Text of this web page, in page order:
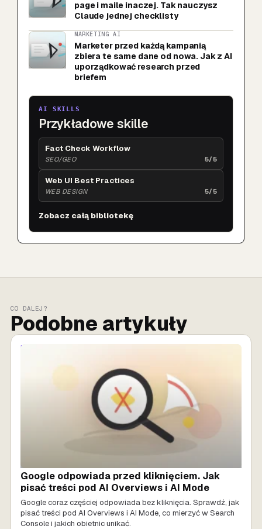
page i maile inaczej. Tak nauczysz
Claude jednej checklisty
MARKETING AI
Marketer przed każdą kampanią
zbiera te same dane od nowa. Jak z AI
uporządkować research przed
briefem
AI SKILLS
Przykładowe skille
Fact Check Workflow
SEO/GEO 5/5
Web UI Best Practices
WEB DESIGN 5/5
Zobacz całą bibliotekę
CO DALEJ?
Podobne artykuły
MARKETING AI
Google odpowiada przed kliknięciem. Jak
pisać treści pod AI Overviews i AI Mode
Google coraz częściej odpowiada bez kliknięcia. Sprawdź, jak
pisać treści pod AI Overviews i AI Mode, co mierzyć w Search
Console i jakich obietnic unikać.